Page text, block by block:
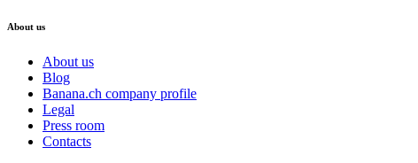
About us
About us
Blog
Banana.ch company profile
Legal
Press room
Contacts